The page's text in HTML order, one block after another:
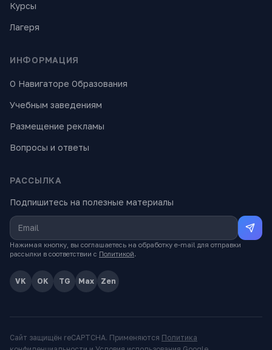
Курсы
Лагеря
ИНФОРМАЦИЯ
О Навигаторе Образования
Учебным заведениям
Размещение рекламы
Вопросы и ответы
РАССЫЛКА
Подпишитесь на полезные материалы
Нажимая кнопку, вы соглашаетесь на обработку e-mail для отправки
рассылки в соответствии с Политикой.
VK OK TG Max Zen
Сайт защищён reCAPTCHA. Применяются Политика